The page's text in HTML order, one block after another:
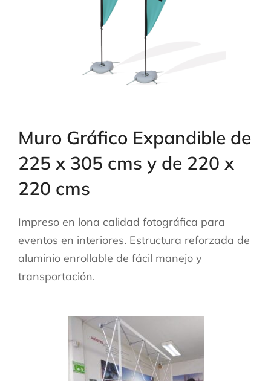
Muro Gráfico Expandible de
225 x 305 cms y de 220 x
220 cms
Impreso en lona calidad fotográfica para
eventos en interiores. Estructura reforzada de
aluminio enrollable de fácil manejo y
transportación.